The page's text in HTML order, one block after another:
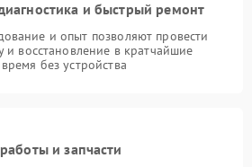
и быстрый ремонт
и опыт позволяют провести
и восстановление в кратчайшие
без устройства
и запчасти